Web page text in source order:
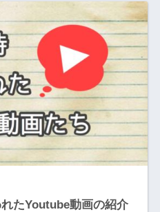
たYoutube動画の紹介